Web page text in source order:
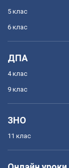
5 клас
6 клас
ДПА
4 клас
9 клас
ЗНО
11 клас